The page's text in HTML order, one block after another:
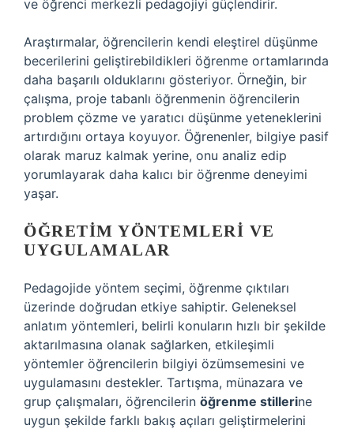
ve öğrenci merkezli pedagojiyi güçlendirir.
Araştırmalar, öğrencilerin kendi eleştirel düşünme
becerilerini geliştirebildikleri öğrenme ortamlarında
daha başarılı olduklarını gösteriyor. Örneğin, bir
çalışma, proje tabanlı öğrenmenin öğrencilerin
problem çözme ve yaratıcı düşünme yeteneklerini
artırdığını ortaya koyuyor. Öğrenenler, bilgiye pasif
olarak maruz kalmak yerine, onu analiz edip
yorumlayarak daha kalıcı bir öğrenme deneyimi
yaşar.
ÖĞRETIM YÖNTEMLERI VE
UYGULAMALAR
Pedagojide yöntem seçimi, öğrenme çıktıları
üzerinde doğrudan etkiye sahiptir. Geleneksel
anlatım yöntemleri, belirli konuların hızlı bir şekilde
aktarılmasına olanak sağlarken, etkileşimli
yöntemler öğrencilerin bilgiyi özümsemesini ve
uygulamasını destekler. Tartışma, münazara ve
grup çalışmaları, öğrencilerin öğrenme stillerine
uygun şekilde farklı bakış açıları geliştirmelerini